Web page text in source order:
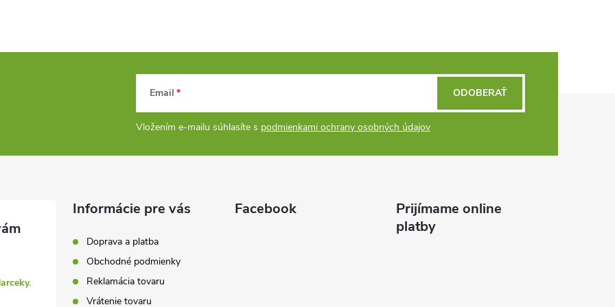
Email
Vložením e-mailu súhlasíte s podmienkami ochrany osobných údajov
ODOBERAŤ
Informácie pre vás
Doprava a platba
Obchodné podmienky
Reklamácia tovaru
Vrátenie tovaru
Facebook
Prijímame online
platby